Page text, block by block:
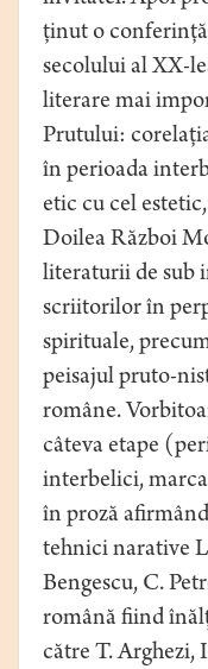
ţinut o
secolului al XX-
literare mai
Prutului:
în perioada
etic cu cel
Doilea Război
literaturii de sub
scriitorilor în
spirituale,
peisajul pruto-
române.
câteva etape
interbelici,
în proză
tehnici narative
Bengescu, C.
română fiind
către T. Arghezi,